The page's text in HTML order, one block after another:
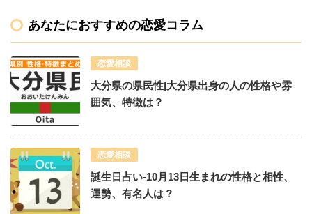
あなたにおすすめの恋愛コラム
恋愛相談
大分県の県民性|大分県出身の人の性格や雰
囲気、特徴は？
恋愛相談
誕生日占い-10月13日生まれの性格と相性、
運勢、有名人は？